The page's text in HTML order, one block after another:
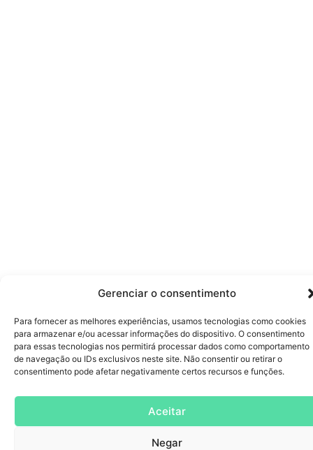
Gerenciar o consentimento
Para fornecer as melhores experiências, usamos tecnologias como cookies
para armazenar e/ou acessar informações do dispositivo. O consentimento
para essas tecnologias nos permitirá processar dados como comportamento
de navegação ou IDs exclusivos neste site. Não consentir ou retirar o
consentimento pode afetar negativamente certos recursos e funções.
Aceitar
Negar